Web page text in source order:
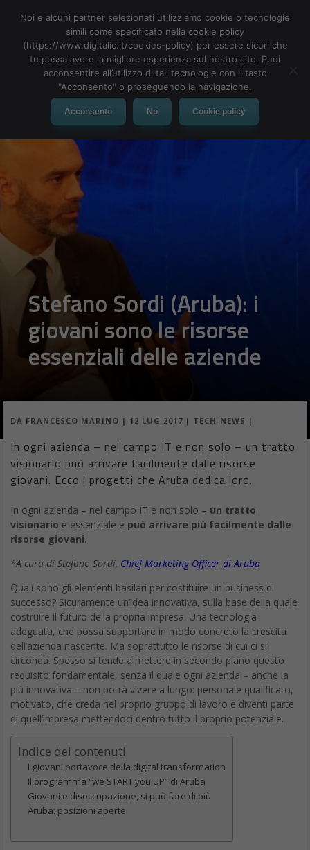
MENU
Stefano Sordi (Aruba): i
giovani sono le risorse
essenziali delle aziende
DA FRANCESCO MARINO | 12 LUG 2017 | TECH-NEWS |
In ogni azienda – nel campo IT e non solo – un tratto
visionario può arrivare facilmente dalle risorse
giovani. Ecco i progetti che Aruba dedica loro.
In ogni azienda – nel campo IT e non solo – un tratto
visionario è essenziale e può arrivare più facilmente dalle
risorse giovani.
*A cura di Stefano Sordi, Chief Marketing Officer di Aruba
Quali sono gli elementi basilari per costituire un business di
successo? Sicuramente un’idea innovativa, sulla base della quale
costruire il futuro della propria impresa. Una tecnologia
adeguata, che possa supportare in modo concreto la crescita
dell’azienda nascente. Ma soprattutto le risorse di cui ci si
circonda. Spesso si tende a mettere in secondo piano questo
requisito fondamentale, senza il quale ogni azienda – anche la
più innovativa – non potrà vivere a lungo: personale qualificato,
motivato, che creda nel proprio gruppo di lavoro e diventi parte
di quell’impresa mettendoci dentro tutto il proprio potenziale.
Indice dei contenuti
I giovani portavoce della digital transformation
Il programma “we START you UP” di Aruba
Giovani e disoccupazione, si può fare di più
Aruba: posizioni aperte
Noi e alcuni partner selezionati utilizziamo cookie o tecnologie
simili come specificato nella cookie policy
(https://www.digitalic.it/cookies-policy) per essere sicuri che
tu possa avere la migliore esperienza sul nostro sito. Puoi
acconsentire all’utilizzo di tali tecnologie con il tasto
"Acconsento" o proseguendo la navigazione.
Acconsento No Cookie policy